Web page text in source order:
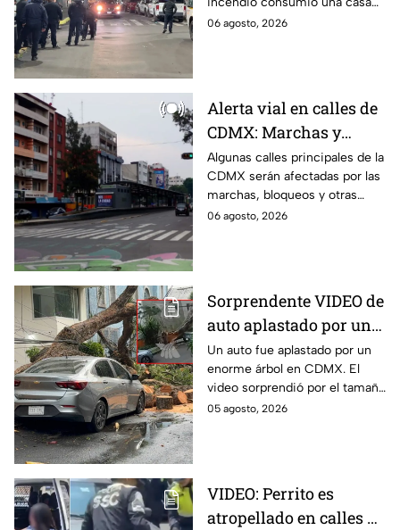
dormía
improvisada en pleno Centro
06 agosto, 2026
Alerta vial en calles de
CDMX: Marchas y
bloqueos afectan
circulación este jueves;
rutas alternas
Algunas calles principales de la
CDMX serán afectadas por las
marchas, bloqueos y otras
protestas de este jueves;
06 agosto, 2026
Sorprendente VIDEO de
auto aplastado por un
árbol en CDMX: así fue
el momento exacto
Un auto fue aplastado por un
enorme árbol en CDMX. El
video sorprendió por el tamaño
del árbol que dejó destruido el
05 agosto, 2026
VIDEO: Perrito es
atropellado en calles de